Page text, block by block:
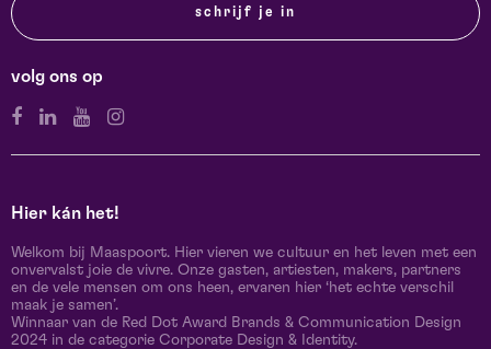
schrijf je in
volg ons op
Hier kán het!
Welkom bij Maaspoort. Hier vieren we cultuur en het leven met een
onvervalst joie de vivre. Onze gasten, artiesten, makers, partners
en de vele mensen om ons heen, ervaren hier ‘het echte verschil
maak je samen’.
Winnaar van de Red Dot Award Brands & Communication Design
2024 in de categorie Corporate Design & Identity.